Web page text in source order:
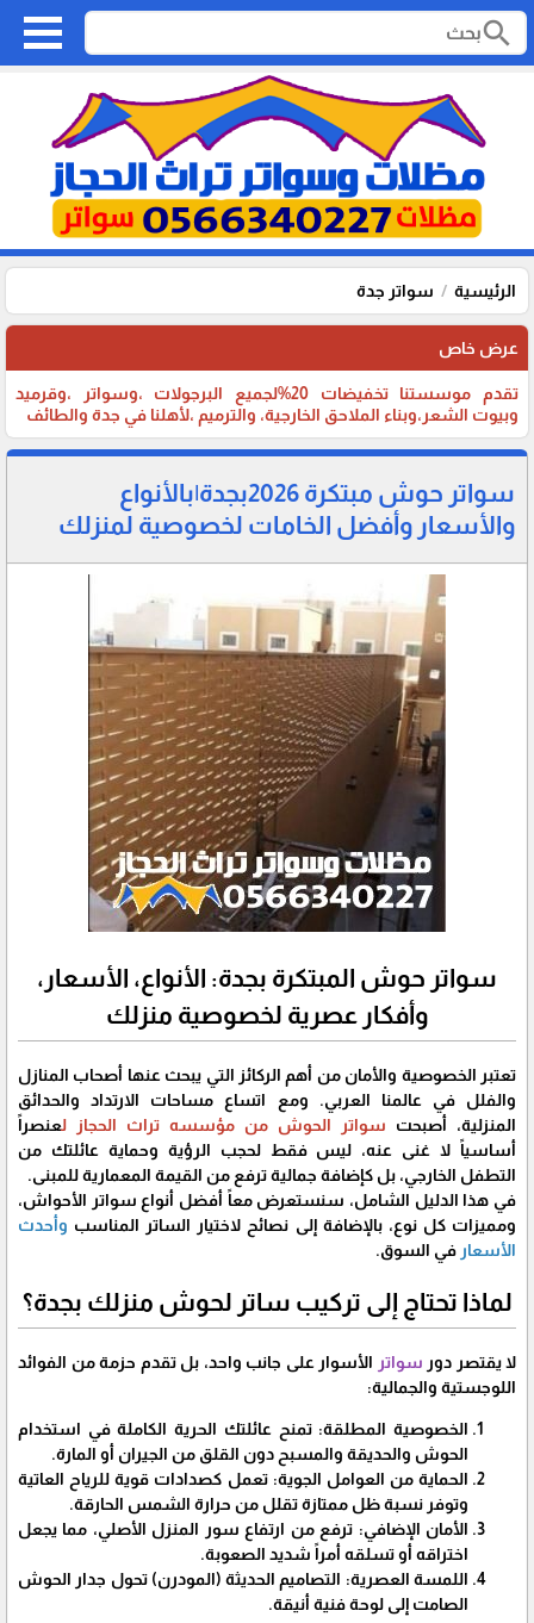
search
الرئيسية سواتر جدة
عرض خاص
تقدم موسستنا تخفيضات 20%لجميع البرجولات ،وسواتر ،وقرميد
وبيوت الشعر،وبناء الملاحق الخارجية، والترميم ،لأهلنا في جدة والطائف
سواتر حوش مبتكرة 2026بجدة|بالأنواع
والأسعار وأفضل الخامات لخصوصية لمنزلك
سواتر حوش المبتكرة بجدة: الأنواع، الأسعار،
وأفكار عصرية لخصوصية منزلك
​تعتبر الخصوصية والأمان من أهم الركائز التي يبحث عنها أصحاب المنازل
والفلل في عالمنا العربي. ومع اتساع مساحات الارتداد والحدائق
المنزلية، أصبحت سواتر الحوش من مؤسسه تراث الحجاز لعنصراً
أساسياً لا غنى عنه، ليس فقط لحجب الرؤية وحماية عائلتك من
التطفل الخارجي، بل كإضافة جمالية ترفع من القيمة المعمارية للمبنى.
​في هذا الدليل الشامل، سنستعرض معاً أفضل أنواع سواتر الأحواش،
ومميزات كل نوع، بالإضافة إلى نصائح لاختيار الساتر المناسب وأحدث
الأسعار في السوق.
​لماذا تحتاج إلى تركيب ساتر لحوش منزلك بجدة؟
​لا يقتصر دور سواتر الأسوار على جانب واحد، بل تقدم حزمة من الفوائد
اللوجستية والجمالية:
​الخصوصية المطلقة: تمنح عائلتك الحرية الكاملة في استخدام
الحوش والحديقة والمسبح دون القلق من الجيران أو المارة.
​الحماية من العوامل الجوية: تعمل كصدادات قوية للرياح العاتية
وتوفر نسبة ظل ممتازة تقلل من حرارة الشمس الحارقة.
​الأمان الإضافي: ترفع من ارتفاع سور المنزل الأصلي، مما يجعل
اختراقه أو تسلقه أمراً شديد الصعوبة.
​اللمسة العصرية: التصاميم الحديثة (المودرن) تحول جدار الحوش
الصامت إلى لوحة فنية أنيقة.